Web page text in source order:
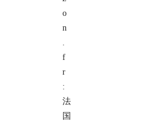
o
n
f
r
:
法
国